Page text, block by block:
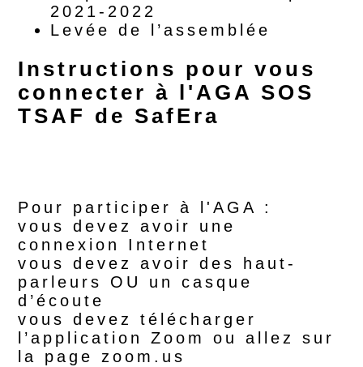
2021-2022
Levée de l’assemblée
Instructions pour vous
connecter à l'AGA SOS
TSAF de SafEra
Pour participer à l'AGA :
vous devez avoir une
connexion Internet
vous devez avoir des haut-
parleurs OU un casque
d’écoute
vous devez télécharger
l’application Zoom ou allez sur
la page zoom.us